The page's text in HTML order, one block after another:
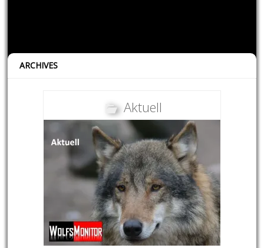
ARCHIVES
Aktuell